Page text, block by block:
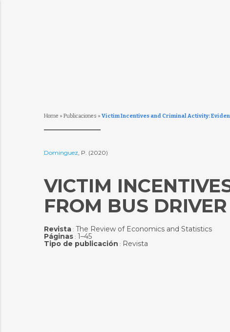
Home » Publicaciones » Victim Incentives and Criminal Activity:
Dominguez, P. (2020)
VICTIM
FROM BUS
Revista: The Review of Economics and Statistics
Páginas: 1–45
Tipo de publicación : Revista